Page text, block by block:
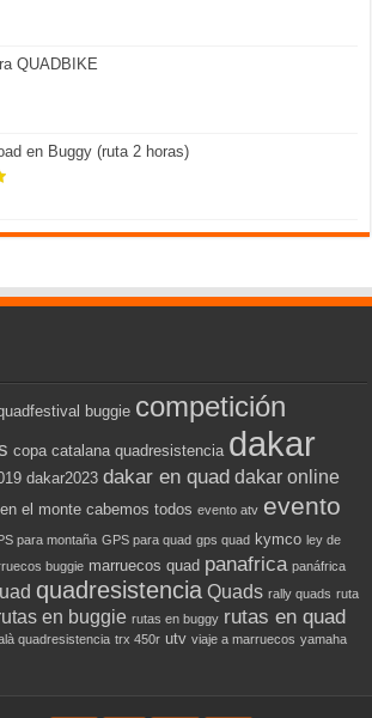
QUADBIKE
en Buggy (ruta 2 horas)
buggie competición
copa catalana quadresistencia dakar
dakar2023 dakar en quad dakar online
en el monte cabemos todos evento atv evento
para montaña GPS para quad gps quad kymco ley de
buggie marruecos quad panafrica panáfrica
quadresistencia Quads rally quads ruta
en buggie rutas en buggy rutas en quad
quadresistencia trx 450r utv viaje a marruecos yamaha